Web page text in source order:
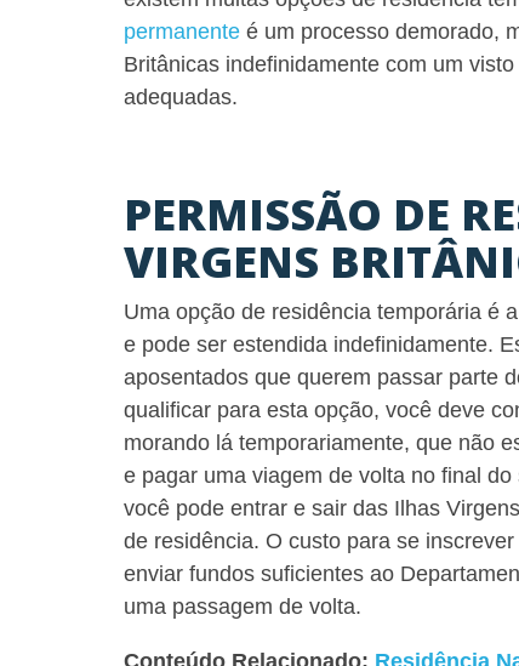
permanente é um processo demorado,
Britânicas indefinidamente com um
adequadas.
PERMISSÃO DE
VIRGENS
Uma opção de residência temporária é
e pode ser estendida indefinidamente.
aposentados que querem passar parte
qualificar para esta opção, você deve
morando lá temporariamente, que não
e pagar uma viagem de volta no final
você pode entrar e sair das Ilhas
de residência. O custo para se
enviar fundos suficientes ao
uma passagem de volta.
Conteúdo Relacionado: Residência